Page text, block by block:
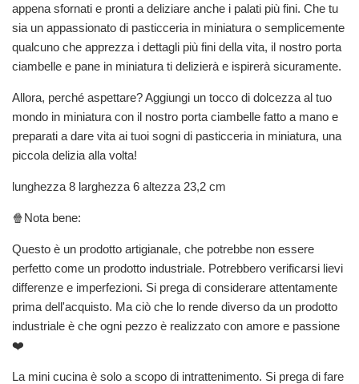
appena sfornati e pronti a deliziare anche i palati più fini. Che tu
sia un appassionato di pasticceria in miniatura o semplicemente
qualcuno che apprezza i dettagli più fini della vita, il nostro porta
ciambelle e pane in miniatura ti delizierà e ispirerà sicuramente.
Allora, perché aspettare? Aggiungi un tocco di dolcezza al tuo
mondo in miniatura con il nostro porta ciambelle fatto a mano e
preparati a dare vita ai tuoi sogni di pasticceria in miniatura, una
piccola delizia alla volta!
lunghezza 8 larghezza 6 altezza 23,2 cm
🍿Nota bene:
Questo è un prodotto artigianale, che potrebbe non essere
perfetto come un prodotto industriale. Potrebbero verificarsi lievi
differenze e imperfezioni. Si prega di considerare attentamente
prima dell'acquisto. Ma ciò che lo rende diverso da un prodotto
industriale è che ogni pezzo è realizzato con amore e passione
❤️
La mini cucina è solo a scopo di intrattenimento. Si prega di fare